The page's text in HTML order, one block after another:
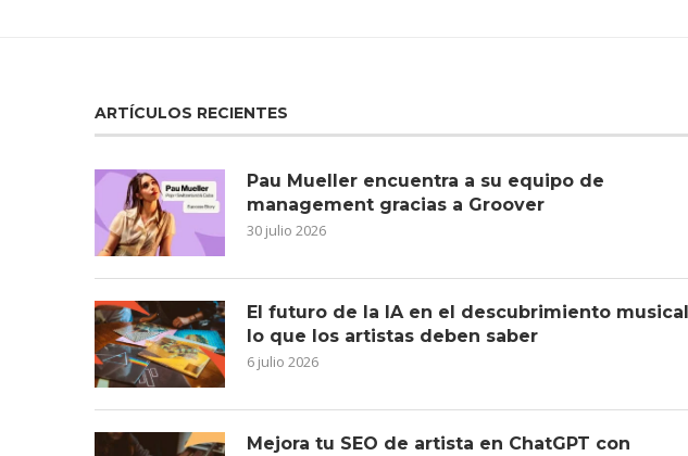
ARTÍCULOS RECIENTES
Pau Mueller encuentra a su equipo de
management gracias a Groover
30 julio 2026
El futuro de la IA en el descubrimiento
lo que los artistas deben saber
6 julio 2026
Mejora tu SEO de artista en ChatGPT con